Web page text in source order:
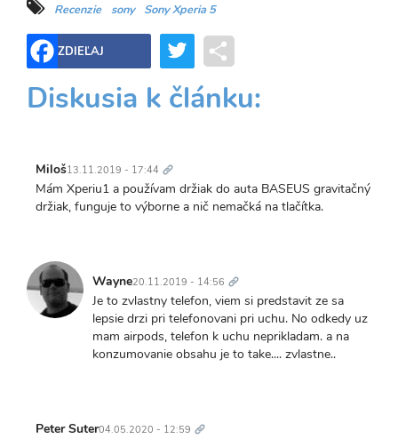
Recenzie sony Sony Xperia 5
ZDIEĽAJ Twitter
Diskusia k článku:
Miloš13.11.2019 - 17:44 odkaz
Mám Xperiu1 a používam držiak do auta BASEUS gravitačný
držiak, funguje to výborne a nič nemačká na tlačítka.
Wayne20.11.2019 - 14:56 odkaz
Je to zvlastny telefon, viem si predstavit ze sa
lepsie drzi pri telefonovani pri uchu. No odkedy uz
mam airpods, telefon k uchu neprikladam. a na
konzumovanie obsahu je to take.... zvlastne..
Peter Suter04.05.2020 - 12:59 odkaz